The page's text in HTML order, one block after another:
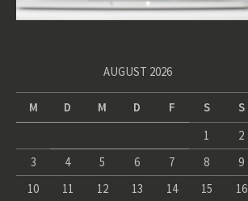
AUGUST 2026
M D M D F S
S
1
2
3
4 5 6 7 8
9
10
11 12 13 14 15 16